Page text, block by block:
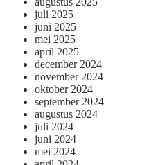
juli 2025
juni 2025
mei 2025
april 2025
december 2024
november 2024
oktober 2024
september 2024
augustus 2024
juli 2024
juni 2024
mei 2024